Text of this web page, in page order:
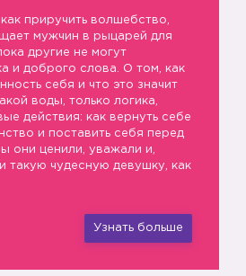
приручить волшебство,
мужчин в рыцарей для
другие не могут
и доброго слова. О том, как
себя и что это значит
воды, только логика,
действия: как вернуть себе
и поставить себя перед
они ценили, уважали и,
такую чудесную девушку, как
Узнать больше